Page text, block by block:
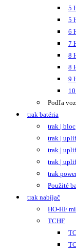
5
5
6
7
8
8
9
Podľa
trak batéria
trak | bloc
trak |
trak |
trak |
trak
Použité
trak nabíjač
HO-HF
TCHF